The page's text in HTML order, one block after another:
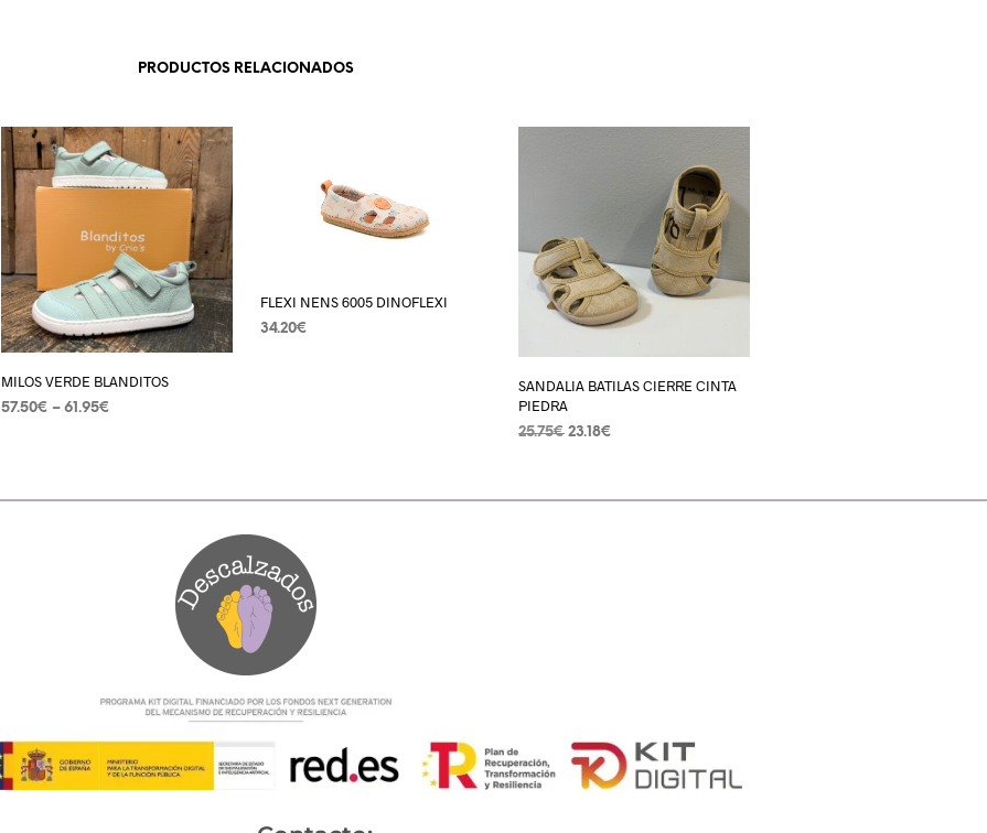
PRODUCTOS RELACIONADOS
MILOS VERDE BLANDITOS
57.50€ – 61.95€
FLEXI NENS 6005 DINOFLEXI
34.20€
SANDALIA BATILAS CIERRE CINTA
PIEDRA
25.75€ 23.18€